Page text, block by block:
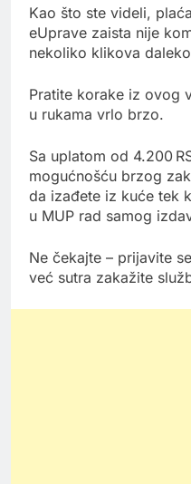
Kao što ste videli,
eUprave zaista nije
nekoliko klikova
Pratite korake iz ovog
u rukama vrlo brzo.
Sa uplatom od 4.200
mogućnošću brzog
da izađete iz kuće tek
u MUP rad samog
Ne čekajte – prijavite
već sutra zakažite